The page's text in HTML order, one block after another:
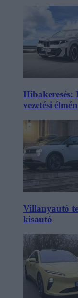
Hibakeresés:
vezetési
Villanyautó
kisautó